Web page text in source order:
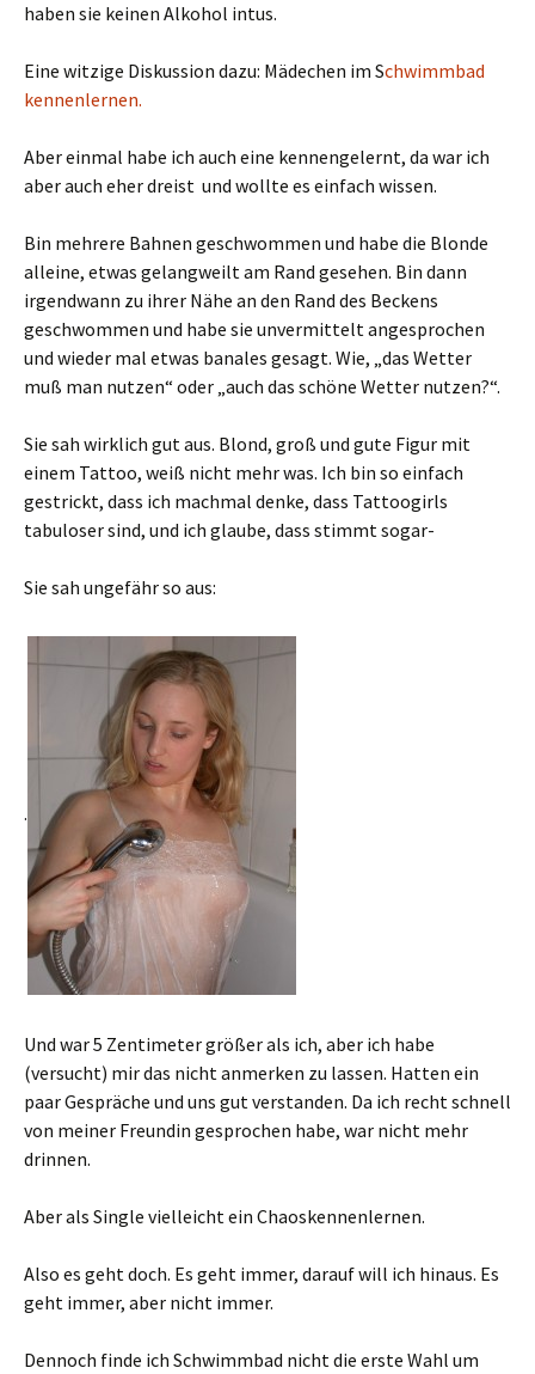
haben sie keinen Alkohol intus.
Eine witzige Diskussion dazu: Mädechen im Schwimmbad
kennenlernen.
Aber einmal habe ich auch eine kennengelernt, da war ich
aber auch eher dreist und wollte es einfach wissen.
Bin mehrere Bahnen geschwommen und habe die Blonde
alleine, etwas gelangweilt am Rand gesehen. Bin dann
irgendwann zu ihrer Nähe an den Rand des Beckens
geschwommen und habe sie unvermittelt angesprochen
und wieder mal etwas banales gesagt. Wie, „das Wetter
muß man nutzen“ oder „auch das schöne Wetter nutzen?“.
Sie sah wirklich gut aus. Blond, groß und gute Figur mit
einem Tattoo, weiß nicht mehr was. Ich bin so einfach
gestrickt, dass ich machmal denke, dass Tattoogirls
tabuloser sind, und ich glaube, dass stimmt sogar-
Sie sah ungefähr so aus:
.
Und war 5 Zentimeter größer als ich, aber ich habe
(versucht) mir das nicht anmerken zu lassen. Hatten ein
paar Gespräche und uns gut verstanden. Da ich recht schnell
von meiner Freundin gesprochen habe, war nicht mehr
drinnen.
Aber als Single vielleicht ein Chaoskennenlernen.
Also es geht doch. Es geht immer, darauf will ich hinaus. Es
geht immer, aber nicht immer.
Dennoch finde ich Schwimmbad nicht die erste Wahl um